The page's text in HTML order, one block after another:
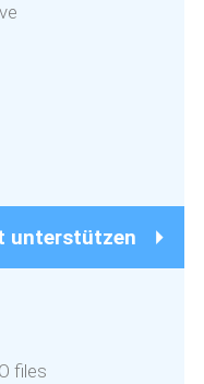
unterstützen
files